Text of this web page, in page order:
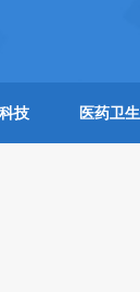
技 医药卫生